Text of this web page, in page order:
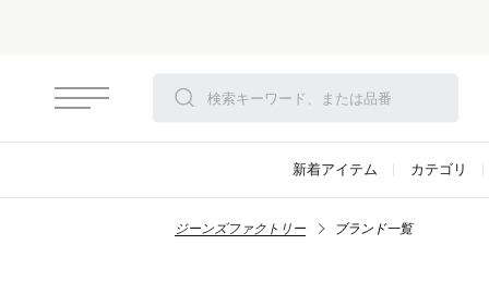
新着アイテム カテゴリ
ジーンズファクトリー ブランド一覧